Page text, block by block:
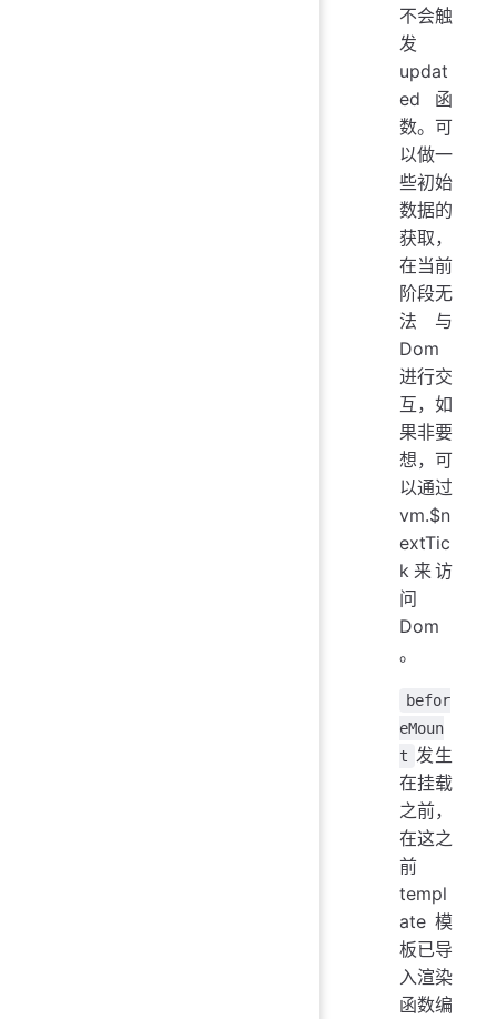
不会触
发
updat
ed函
数。可
以做一
些初始
数据的
获取，
在当前
阶段无
法与
Dom
进行交
互，如
果非要
想，可
以通过
vm.$n
extTic
k来访
问
Dom
。
befor
eMoun
t 发生
在挂载
之前，
在这之
前
templ
ate模
板已导
入渲染
函数编